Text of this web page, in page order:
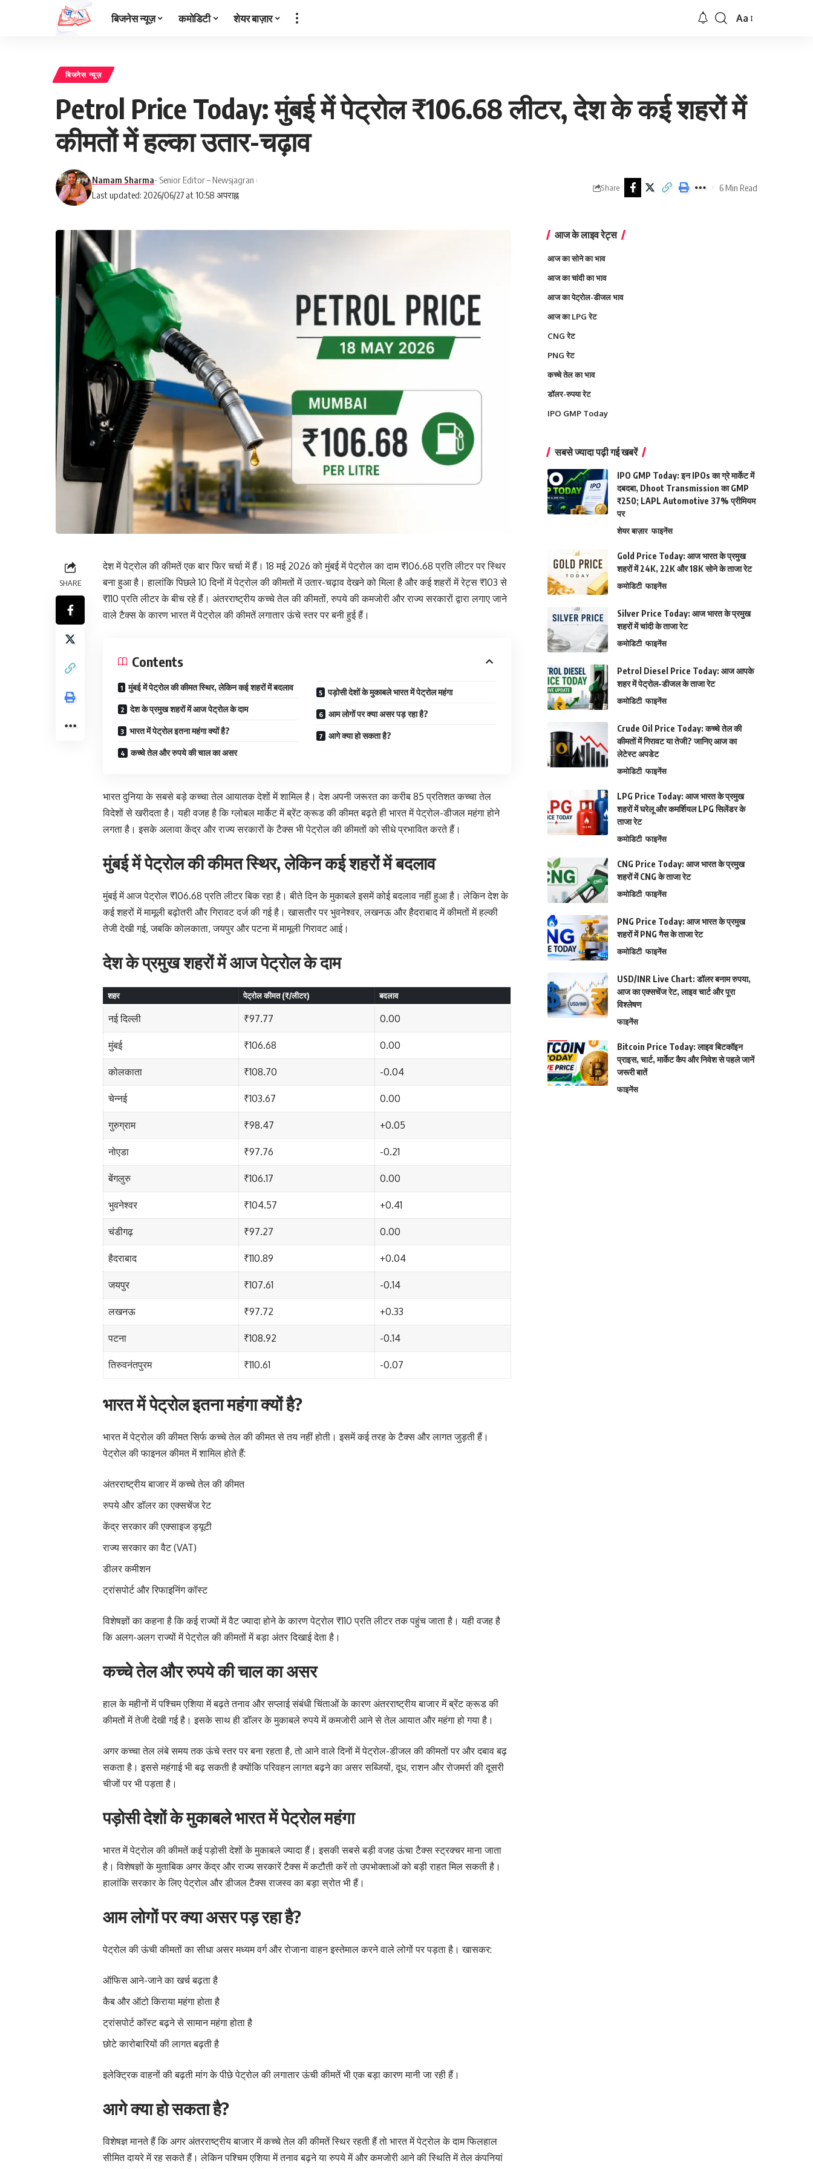
बिजनेस न्यूज़ कमोडिटी शेयर बाज़ार
Font
Aa
बिजनेस न्यूज़
Petrol Price Today: मुंबई में पेट्रोल ₹106.68 लीटर, देश के कई शहरों में
कीमतों में हल्का उतार-चढ़ाव
Last updated: 2026/06/27 at 10:58 अपराह्न
Namam Sharma- Senior Editor – Newsjagran
Share 6 Min Read
SHARE
देश में पेट्रोल की कीमतें एक बार फिर चर्चा में हैं। 18 मई 2026 को मुंबई में पेट्रोल का दाम ₹106.68 प्रति लीटर पर स्थिर
बना हुआ है। हालांकि पिछले 10 दिनों में पेट्रोल की कीमतों में उतार-चढ़ाव देखने को मिला है और कई शहरों में रेट्स ₹103 से
₹110 प्रति लीटर के बीच रहे हैं। अंतरराष्ट्रीय कच्चे तेल की कीमतों, रुपये की कमजोरी और राज्य सरकारों द्वारा लगाए जाने
वाले टैक्स के कारण भारत में पेट्रोल की कीमतें लगातार ऊंचे स्तर पर बनी हुई हैं।
Contents
मुंबई में पेट्रोल की कीमत स्थिर, लेकिन कई शहरों में बदलाव
देश के प्रमुख शहरों में आज पेट्रोल के दाम
भारत में पेट्रोल इतना महंगा क्यों है?
कच्चे तेल और रुपये की चाल का असर
पड़ोसी देशों के मुकाबले भारत में पेट्रोल महंगा
आम लोगों पर क्या असर पड़ रहा है?
आगे क्या हो सकता है?
भारत दुनिया के सबसे बड़े कच्चा तेल आयातक देशों में शामिल है। देश अपनी जरूरत का करीब 85 प्रतिशत कच्चा तेल
विदेशों से खरीदता है। यही वजह है कि ग्लोबल मार्केट में ब्रेंट क्रूड की कीमत बढ़ते ही भारत में पेट्रोल-डीजल महंगा होने
लगता है। इसके अलावा केंद्र और राज्य सरकारों के टैक्स भी पेट्रोल की कीमतों को सीधे प्रभावित करते हैं।
मुंबई में पेट्रोल की कीमत स्थिर, लेकिन कई शहरों में बदलाव
मुंबई में आज पेट्रोल ₹106.68 प्रति लीटर बिक रहा है। बीते दिन के मुकाबले इसमें कोई बदलाव नहीं हुआ है। लेकिन देश के
कई शहरों में मामूली बढ़ोतरी और गिरावट दर्ज की गई है। खासतौर पर भुवनेश्वर, लखनऊ और हैदराबाद में कीमतों में हल्की
तेजी देखी गई, जबकि कोलकाता, जयपुर और पटना में मामूली गिरावट आई।
देश के प्रमुख शहरों में आज पेट्रोल के दाम
शहर पेट्रोल कीमत (₹/लीटर) बदलाव
नई दिल्ली ₹97.77 0.00
मुंबई ₹106.68 0.00
कोलकाता ₹108.70 -0.04
चेन्नई ₹103.67 0.00
गुरुग्राम ₹98.47 +0.05
नोएडा ₹97.76 -0.21
बेंगलुरु ₹106.17 0.00
भुवनेश्वर ₹104.57 +0.41
चंडीगढ़ ₹97.27 0.00
हैदराबाद ₹110.89 +0.04
जयपुर ₹107.61 -0.14
लखनऊ ₹97.72 +0.33
पटना ₹108.92 -0.14
तिरुवनंतपुरम ₹110.61 -0.07
भारत में पेट्रोल इतना महंगा क्यों है?
भारत में पेट्रोल की कीमत सिर्फ कच्चे तेल की कीमत से तय नहीं होती। इसमें कई तरह के टैक्स और लागत जुड़ती हैं।
पेट्रोल की फाइनल कीमत में शामिल होते हैं:
अंतरराष्ट्रीय बाजार में कच्चे तेल की कीमत
रुपये और डॉलर का एक्सचेंज रेट
केंद्र सरकार की एक्साइज ड्यूटी
राज्य सरकार का वैट (VAT)
डीलर कमीशन
ट्रांसपोर्ट और रिफाइनिंग कॉस्ट
विशेषज्ञों का कहना है कि कई राज्यों में वैट ज्यादा होने के कारण पेट्रोल ₹110 प्रति लीटर तक पहुंच जाता है। यही वजह है
कि अलग-अलग राज्यों में पेट्रोल की कीमतों में बड़ा अंतर दिखाई देता है।
कच्चे तेल और रुपये की चाल का असर
हाल के महीनों में पश्चिम एशिया में बढ़ते तनाव और सप्लाई संबंधी चिंताओं के कारण अंतरराष्ट्रीय बाजार में ब्रेंट क्रूड की
कीमतों में तेजी देखी गई है। इसके साथ ही डॉलर के मुकाबले रुपये में कमजोरी आने से तेल आयात और महंगा हो गया है।
अगर कच्चा तेल लंबे समय तक ऊंचे स्तर पर बना रहता है, तो आने वाले दिनों में पेट्रोल-डीजल की कीमतों पर और दबाव बढ़
सकता है। इससे महंगाई भी बढ़ सकती है क्योंकि परिवहन लागत बढ़ने का असर सब्जियों, दूध, राशन और रोजमर्रा की दूसरी
चीजों पर भी पड़ता है।
पड़ोसी देशों के मुकाबले भारत में पेट्रोल महंगा
भारत में पेट्रोल की कीमतें कई पड़ोसी देशों के मुकाबले ज्यादा हैं। इसकी सबसे बड़ी वजह ऊंचा टैक्स स्ट्रक्चर माना जाता
है। विशेषज्ञों के मुताबिक अगर केंद्र और राज्य सरकारें टैक्स में कटौती करें तो उपभोक्ताओं को बड़ी राहत मिल सकती है।
हालांकि सरकार के लिए पेट्रोल और डीजल टैक्स राजस्व का बड़ा स्रोत भी हैं।
आम लोगों पर क्या असर पड़ रहा है?
पेट्रोल की ऊंची कीमतों का सीधा असर मध्यम वर्ग और रोजाना वाहन इस्तेमाल करने वाले लोगों पर पड़ता है। खासकर:
ऑफिस आने-जाने का खर्च बढ़ता है
कैब और ऑटो किराया महंगा होता है
ट्रांसपोर्ट कॉस्ट बढ़ने से सामान महंगा होता है
छोटे कारोबारियों की लागत बढ़ती है
इलेक्ट्रिक वाहनों की बढ़ती मांग के पीछे पेट्रोल की लगातार ऊंची कीमतें भी एक बड़ा कारण मानी जा रही हैं।
आगे क्या हो सकता है?
विशेषज्ञ मानते हैं कि अगर अंतरराष्ट्रीय बाजार में कच्चे तेल की कीमतें स्थिर रहती हैं तो भारत में पेट्रोल के दाम फिलहाल
सीमित दायरे में रह सकते हैं। लेकिन पश्चिम एशिया में तनाव बढ़ने या रुपये में और कमजोरी आने की स्थिति में तेल कंपनियां
आज के लाइव रेट्स
आज का सोने का भाव
आज का चांदी का भाव
आज का पेट्रोल-डीजल भाव
आज का LPG रेट
CNG रेट
PNG रेट
कच्चे तेल का भाव
डॉलर-रुपया रेट
IPO GMP Today
सबसे ज्यादा पढ़ी गई खबरें
IPO GMP Today: इन IPOs का ग्रे मार्केट में
दबदबा, Dhoot Transmission का GMP
₹250; LAPL Automotive 37% प्रीमियम
पर
शेयर बाज़ार फाइनेंस
Gold Price Today: आज भारत के प्रमुख
शहरों में 24K, 22K और 18K सोने के ताजा रेट
कमोडिटी फाइनेंस
Silver Price Today: आज भारत के प्रमुख
शहरों में चांदी के ताजा रेट
कमोडिटी फाइनेंस
Petrol Diesel Price Today: आज आपके
शहर में पेट्रोल-डीजल के ताजा रेट
कमोडिटी फाइनेंस
Crude Oil Price Today: कच्चे तेल की
कीमतों में गिरावट या तेजी? जानिए आज का
लेटेस्ट अपडेट
कमोडिटी फाइनेंस
LPG Price Today: आज भारत के प्रमुख
शहरों में घरेलू और कमर्शियल LPG सिलेंडर के
ताजा रेट
कमोडिटी फाइनेंस
CNG Price Today: आज भारत के प्रमुख
शहरों में CNG के ताजा रेट
कमोडिटी फाइनेंस
PNG Price Today: आज भारत के प्रमुख
शहरों में PNG गैस के ताजा रेट
कमोडिटी फाइनेंस
USD/INR Live Chart: डॉलर बनाम रुपया,
आज का एक्सचेंज रेट, लाइव चार्ट और पूरा
विश्लेषण
फाइनेंस
Bitcoin Price Today: लाइव बिटकॉइन
प्राइस, चार्ट, मार्केट कैप और निवेश से पहले जानें
जरूरी बातें
फाइनेंस